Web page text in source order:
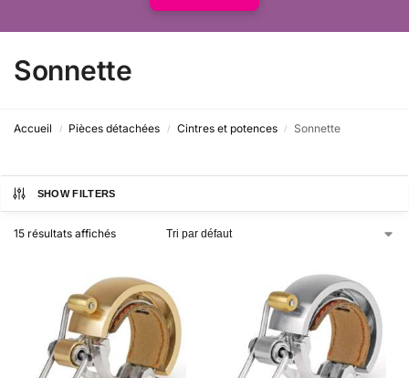
Sonnette
Accueil / Pièces détachées / Cintres et potences / Sonnette
SHOW FILTERS
15 résultats affichés